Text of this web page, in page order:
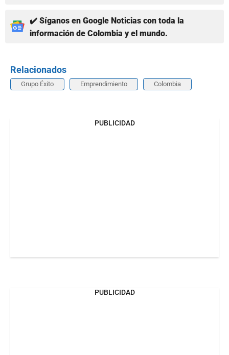
✔️ Síganos en Google Noticias con toda la
información de Colombia y el mundo.
Relacionados
Grupo Éxito Emprendimiento Colombia
PUBLICIDAD
PUBLICIDAD